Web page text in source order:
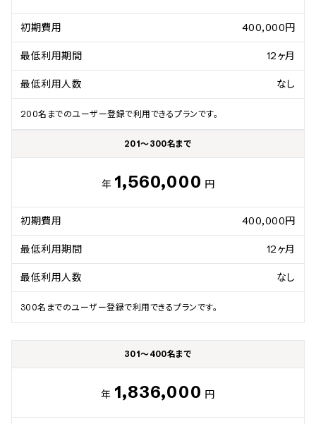
初期費用 400,000円
最低利用期間 12ヶ月
最低利用人数 なし
200名までのユーザー登録で利用できるプランです。
201～300名まで
年 1,560,000 円
初期費用 400,000円
最低利用期間 12ヶ月
最低利用人数 なし
300名までのユーザー登録で利用できるプランです。
301～400名まで
年 1,836,000 円